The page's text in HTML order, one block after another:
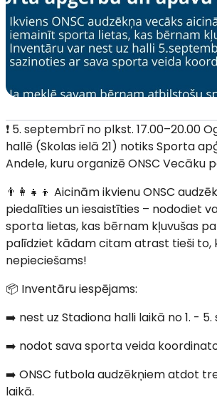
❗ 5. septembrī no plkst. 17.00–20.00
hallē (Skolas ielā 21) notiks Sporta
Andele, kuru organizē ONSC Vecāku
👨‍👩‍👧‍👦 Aicinām ikvienu ONSC
piedalīties un iesaistīties – nododiet
sporta lietas, kas bērnam kļuvušas
palīdziet kādam citam atrast tieši to,
nepieciešams!
📦 Inventāru iespējams:
➡️ nest uz Stadiona halli laikā no 1. -
➡️ nodot sava sporta veida
➡️ ONSC futbola audzēkņiem atdot
laikā.